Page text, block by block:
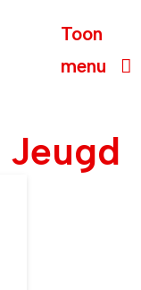
Toon
menu
Jeugd